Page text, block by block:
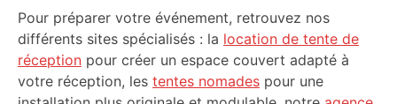
Pour préparer votre événement, retrouvez nos
différents sites spécialisés : la location de tente de
réception pour créer un espace couvert adapté à
votre réception, les tentes nomades pour une